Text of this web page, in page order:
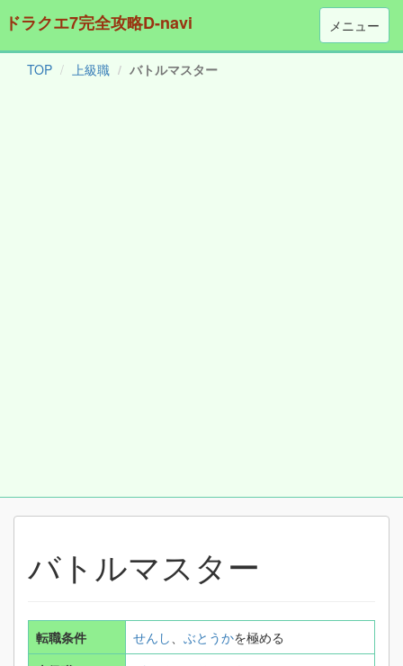
メニュー
ドラクエ7完全攻略D-navi
TOP 上級職 バトルマスター
バトルマスター
転職条件 せんし、 ぶとうかを極める